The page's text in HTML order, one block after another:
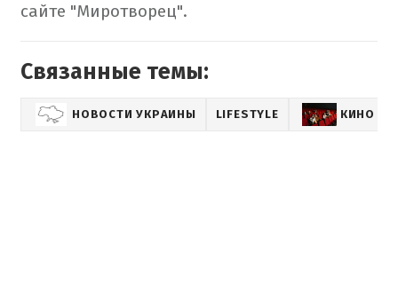
сайте "Миротворец".
Связанные темы:
НОВОСТИ УКРАИНЫ LIFESTYLE КИНО